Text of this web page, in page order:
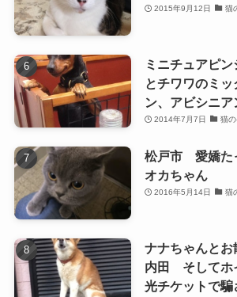
2015年9月12日 猫
ミニチュアピ
とチワワのミ
ン、アビシニ
2014年7月7日 猫
松戸市 愛嬌た
オカちゃん
2016年5月14日 猫
ナナちゃんと
内田 そしてホ
光チケットで